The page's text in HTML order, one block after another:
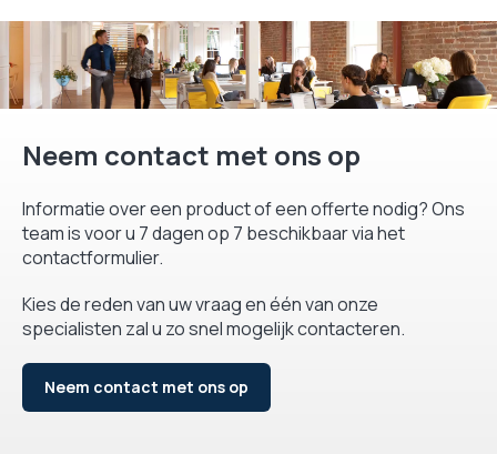
Neem contact met ons op
Informatie over een product of een offerte nodig? Ons
team is voor u 7 dagen op 7 beschikbaar via het
contactformulier.
Kies de reden van uw vraag en één van onze
specialisten zal u zo snel mogelijk contacteren.
Neem contact met ons op